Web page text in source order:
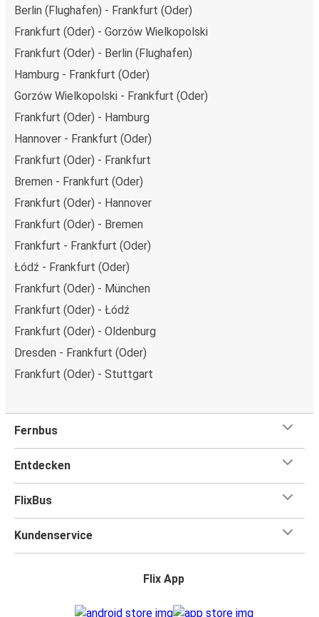
Berlin (Flughafen) - Frankfurt (Oder)
Frankfurt (Oder) - Gorzów Wielkopolski
Frankfurt (Oder) - Berlin (Flughafen)
Hamburg - Frankfurt (Oder)
Gorzów Wielkopolski - Frankfurt (Oder)
Frankfurt (Oder) - Hamburg
Hannover - Frankfurt (Oder)
Frankfurt (Oder) - Frankfurt
Bremen - Frankfurt (Oder)
Frankfurt (Oder) - Hannover
Frankfurt (Oder) - Bremen
Frankfurt - Frankfurt (Oder)
Łódź - Frankfurt (Oder)
Frankfurt (Oder) - München
Frankfurt (Oder) - Łódź
Frankfurt (Oder) - Oldenburg
Dresden - Frankfurt (Oder)
Frankfurt (Oder) - Stuttgart
Fernbus
Entdecken
FlixBus
Kundenservice
Flix App